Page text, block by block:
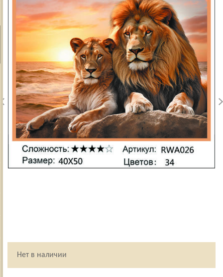
Нет в наличии